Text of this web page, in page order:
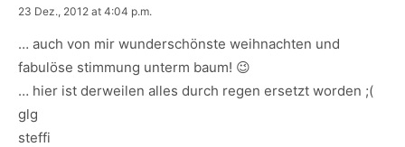
says:
23 Dez., 2012 at 4:04 p.m.
… auch von mir wunderschönste weihnachten und
fabulöse stimmung unterm baum! 😉
… hier ist derweilen alles durch regen ersetzt worden ;(
glg
steffi